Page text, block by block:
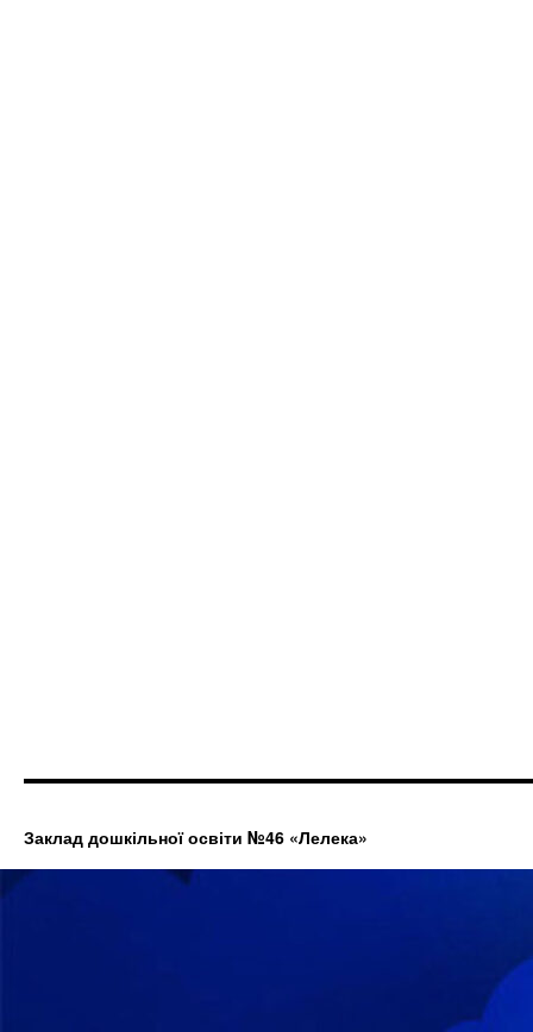
Заклад дошкільної освіти №46 «Лелека»